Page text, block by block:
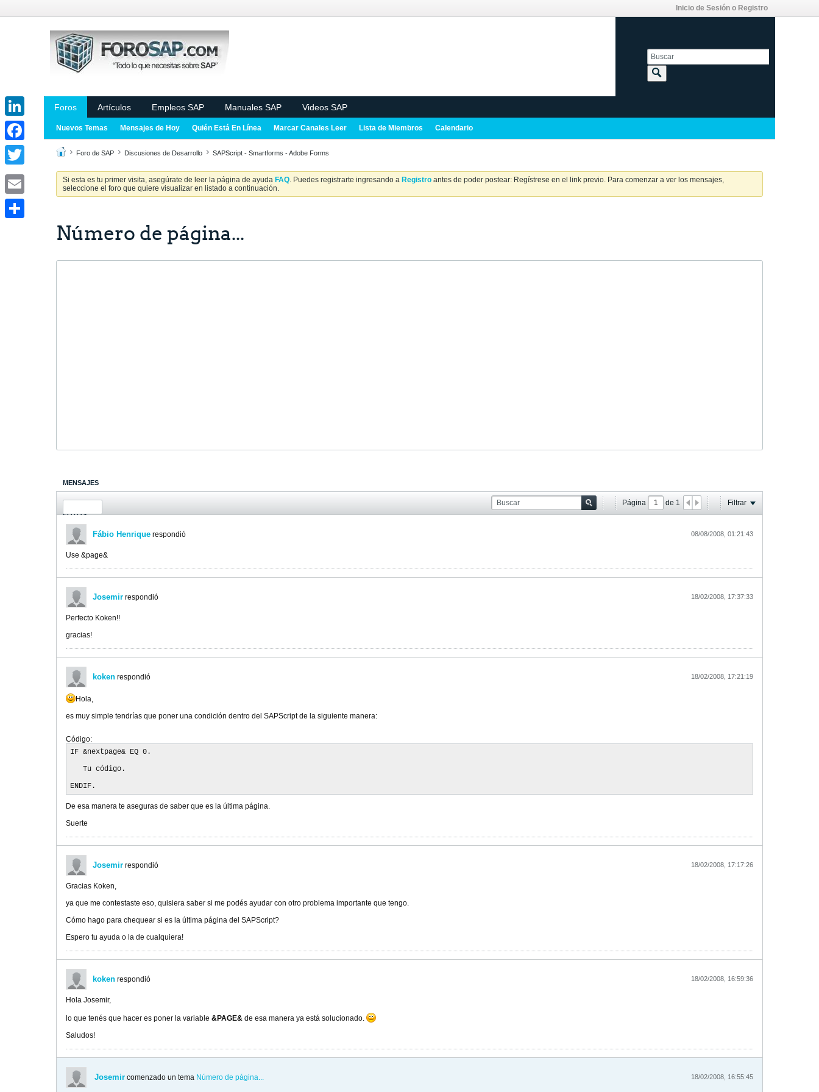
Inicio de Sesión o Registro
Foros Artículos Empleos SAP Manuales SAP Videos SAP
Nuevos Temas Mensajes de Hoy Quién Está En Línea Marcar Canales Leer Lista de Miembros Calendario
Foro de SAP Discusiones de Desarrollo SAPScript - Smartforms - Adobe Forms
Si esta es tu primer visita, asegúrate de leer la página de ayuda FAQ. Puedes registrarte ingresando a Registro antes de poder postear: Regístrese en el link previo. Para comenzar a ver los mensajes,
seleccione el foro que quiere visualizar en listado a continuación.
Número de página...
MENSAJES
ÚLTIMA ACTIVIDAD
FOTOS
Página de 1 Filtrar
Fábio Henrique respondió 08/08/2008, 01:21:43
Use &page&
Josemir respondió 18/02/2008, 17:37:33
Perfecto Koken!!
gracias!
koken respondió 18/02/2008, 17:21:19
Hola,
es muy simple tendrías que poner una condición dentro del SAPScript de la siguiente manera:
Código:
IF &nextpage& EQ 0.
   Tu código.
ENDIF.
De esa manera te aseguras de saber que es la última página.
Suerte
Josemir respondió 18/02/2008, 17:17:26
Gracias Koken,
ya que me contestaste eso, quisiera saber si me podés ayudar con otro problema importante que tengo.
Cómo hago para chequear si es la última página del SAPScript?
Espero tu ayuda o la de cualquiera!
koken respondió 18/02/2008, 16:59:36
Hola Josemir,
lo que tenés que hacer es poner la variable &PAGE& de esa manera ya está solucionado.
Saludos!
Josemir comenzado un tema Número de página... 18/02/2008, 16:55:45
LinkedIn
Facebook
Twitter
Email